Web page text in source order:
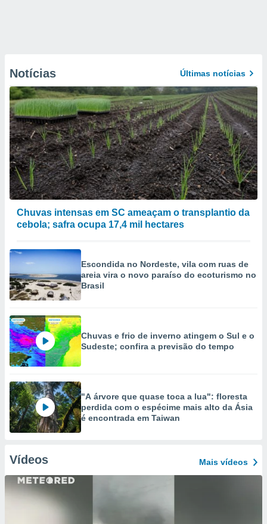
Notícias Últimas notícias
Chuvas intensas em SC ameaçam o transplantio da
cebola; safra ocupa 17,4 mil hectares
Escondida no Nordeste, vila com ruas de
areia vira o novo paraíso do ecoturismo no
Brasil
Chuvas e frio de inverno atingem o Sul e o
Sudeste; confira a previsão do tempo
"A árvore que quase toca a lua": floresta
perdida com o espécime mais alto da Ásia
é encontrada em Taiwan
Vídeos Mais vídeos